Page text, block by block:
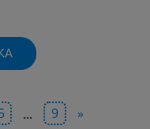
... 9 »